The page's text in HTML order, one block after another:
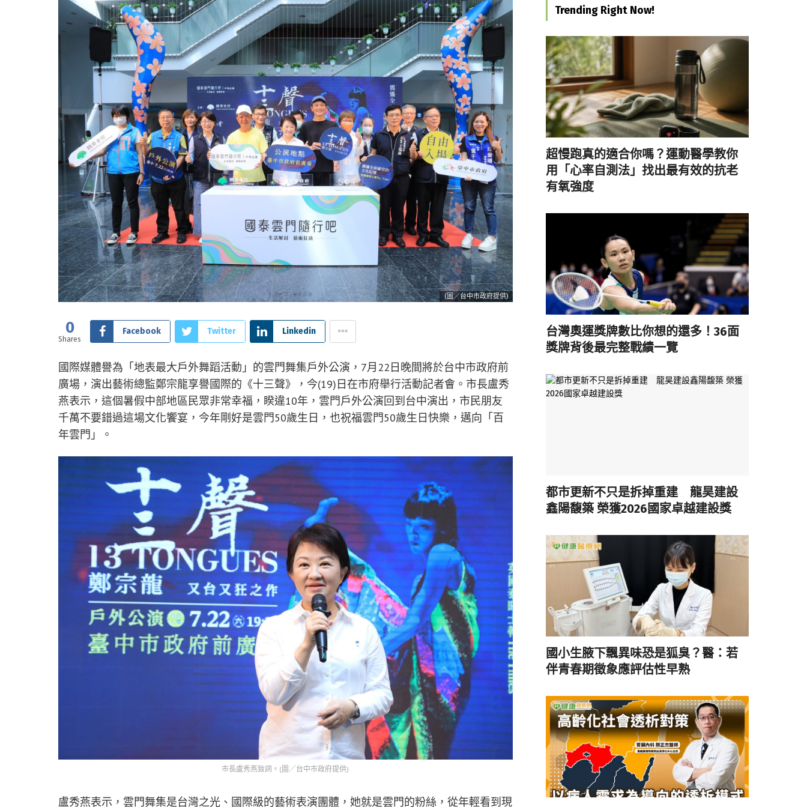
(圖／台中市政府提供)
0
Shares
Facebook Twitter Linkedin
國際媒體譽為「地表最大戶外舞蹈活動」的雲門舞集戶外公演，7月22日晚間將於台中市政府前
廣場，演出藝術總監鄭宗龍享譽國際的《十三聲》，今(19)日在市府舉行活動記者會。市長盧秀
燕表示，這個暑假中部地區民眾非常幸福，睽違10年，雲門戶外公演回到台中演出，市民朋友
千萬不要錯過這場文化饗宴，今年剛好是雲門50歲生日，也祝福雲門50歲生日快樂，邁向「百
年雲門」。
市長盧秀燕致詞。(圖／台中市政府提供)
盧秀燕表示，雲門舞集是台灣之光、國際級的藝術表演團體，她就是雲門的粉絲，從年輕看到現
Trending Right Now!
超慢跑真的適合你嗎？運動醫學教你
用「心率自測法」找出最有效的抗老
有氧強度
台灣奧運獎牌數比你想的還多！36面
獎牌背後最完整戰績一覽
都市更新不只是拆掉重建 龍昊建設
鑫陽馥築 榮獲2026國家卓越建設獎
國小生腋下飄異味恐是狐臭？醫：若
伴青春期徵象應評估性早熟